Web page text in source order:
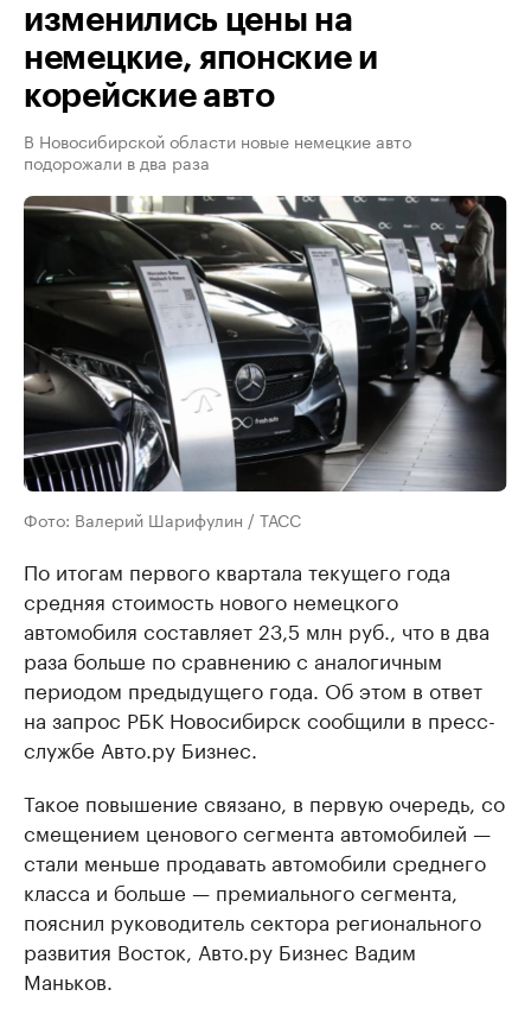
изменились цены на
немецкие, японские и
корейские авто
В Новосибирской области новые немецкие авто
подорожали в два раза
Фото: Валерий Шарифулин / ТАСС
По итогам первого квартала текущего года
средняя стоимость нового немецкого
автомобиля составляет 23,5 млн руб., что в два
раза больше по сравнению с аналогичным
периодом предыдущего года. Об этом в ответ
на запрос РБК Новосибирск сообщили в пресс-
службе Авто.ру Бизнес.
Такое повышение связано, в первую очередь, со
смещением ценового сегмента автомобилей —
стали меньше продавать автомобили среднего
класса и больше — премиального сегмента,
пояснил руководитель сектора регионального
развития Восток, Авто.ру Бизнес Вадим
Маньков.